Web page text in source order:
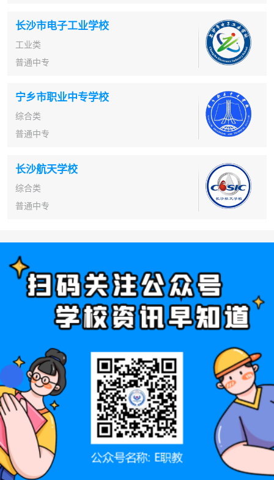
长沙市电子工业学校
工业类
普通中专
宁乡市职业中专学校
综合类
普通中专
长沙航天学校
综合类
普通中专